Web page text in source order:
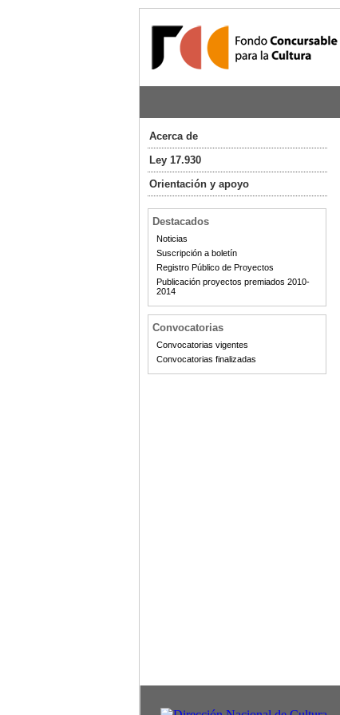
Acerca de
Ley 17.930
Orientación y apoyo
Destacados
Noticias
Suscripción a boletín
Registro Público de Proyectos
Publicación proyectos premiados 2010-
2014
Convocatorias
Convocatorias vigentes
Convocatorias finalizadas